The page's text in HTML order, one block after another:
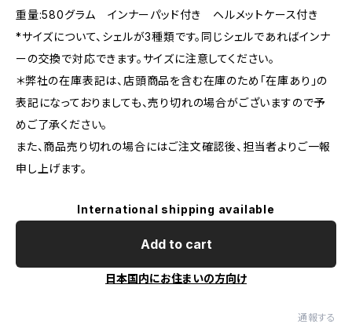
重量:580グラム インナーパッド付き ヘルメットケース付き
*サイズについて、シェルが3種類です。同じシェルであればインナ
ーの交換で対応できます。サイズに注意してください。
＊弊社の在庫表記は、店頭商品を含む在庫のため「在庫あり」の
表記になっておりましても、売り切れの場合がございますので予
めご了承ください。
また、商品売り切れの場合にはご注文確認後、担当者よりご一報
申し上げます。
International shipping available
Add to cart
日本国内にお住まいの方向け
通報する